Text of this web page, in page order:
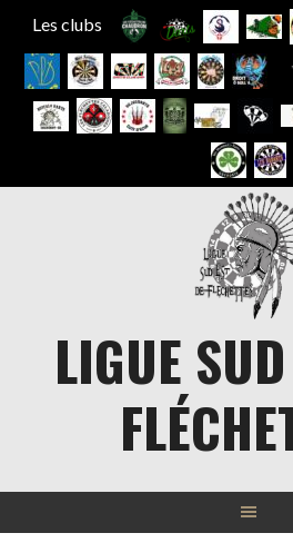
Les clubs
LIGUE